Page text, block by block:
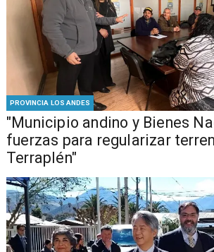
PROVINCIA LOS ANDES
"Municipio andino y Bienes
fuerzas para regularizar
Terraplén"